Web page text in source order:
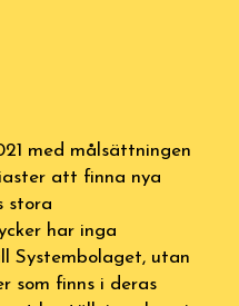
med målsättningen
att finna nya
stora
har inga
Systembolaget, utan
som finns i deras